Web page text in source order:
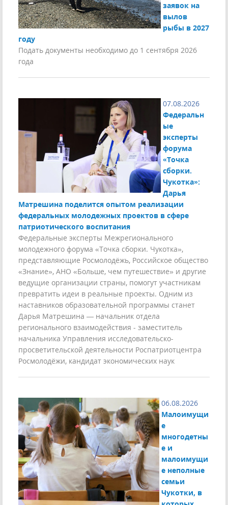
заявок на
вылов
рыбы в 2027
году
Подать документы необходимо до 1 сентября 2026
года
07.08.2026
Федеральн
ые
эксперты
форума
«Точка
сборки.
Чукотка»:
Дарья
Матрешина поделится опытом реализации
федеральных молодежных проектов в сфере
патриотического воспитания
Федеральные эксперты Межрегионального
молодежного форума «Точка сборки. Чукотка»,
представляющие Росмолодёжь, Российское общество
«Знание», АНО «Больше, чем путешествие» и другие
ведущие организации страны, помогут участникам
превратить идеи в реальные проекты. Одним из
наставников образовательной программы станет
Дарья Матрешина — начальник отдела
регионального взаимодействия - заместитель
начальника Управления исследовательско-
просветительской деятельности Роспатриотцентра
Росмолодёжи, кандидат экономических наук
06.08.2026
Малоимущи
е
многодетны
е и
малоимущи
е неполные
семьи
Чукотки, в